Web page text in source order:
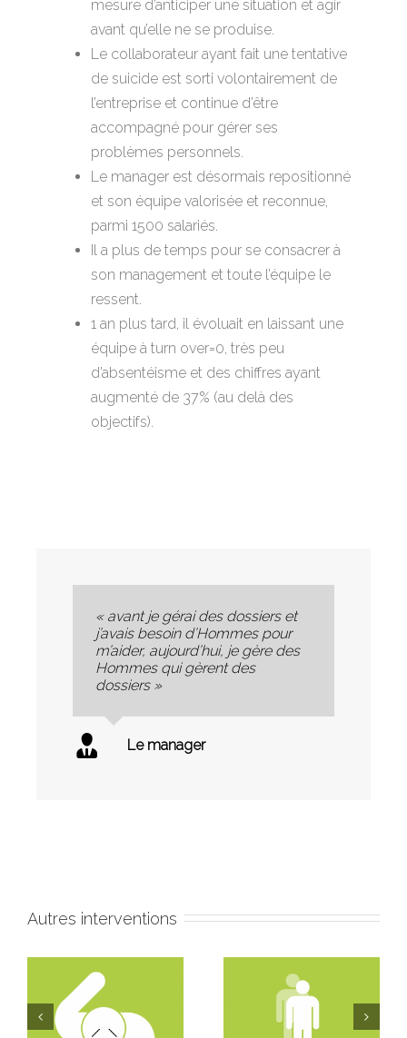
mesure d’anticiper une situation et agir
avant qu’elle ne se produise.
Le collaborateur ayant fait une tentative
de suicide est sorti volontairement de
l’entreprise et continue d’être
accompagné pour gérer ses
problèmes personnels.
Le manager est désormais repositionné
et son équipe valorisée et reconnue,
parmi 1500 salariés.
Il a plus de temps pour se consacrer à
son management et toute l’équipe le
ressent.
1 an plus tard, il évoluait en laissant une
équipe à turn over=0, très peu
d’absentéisme et des chiffres ayant
augmenté de 37% (au delà des
objectifs).
« avant je gérai des dossiers et
j’avais besoin d’Hommes pour
m’aider, aujourd’hui, je gère des
Hommes qui gèrent des
dossiers »
Le manager
Autres interventions
Cas de changement
de management
Cas de restructuration